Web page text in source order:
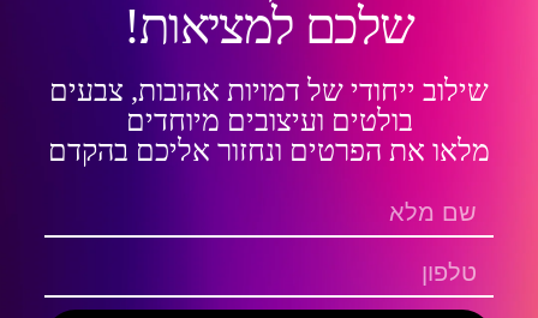
שלכם למציאות!
שילוב ייחודי של דמויות אהובות, צבעים
בולטים ועיצובים מיוחדים
מלאו את הפרטים ונחזור אליכם בהקדם